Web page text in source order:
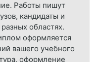
Работы пишут
кандидаты и
областях.
оформляется
вашего учебного
оформление